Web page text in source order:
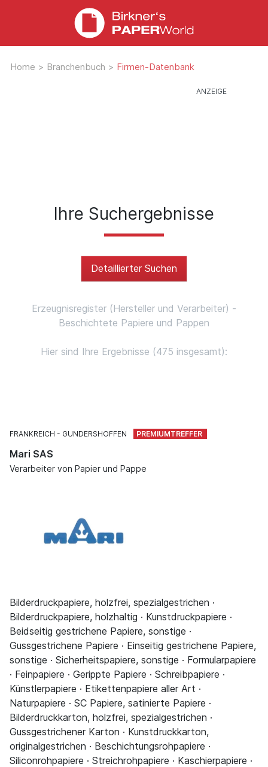
Home > Branchenbuch > Firmen-Datenbank
Ihre Suchergebnisse
Detaillierter Suchen
Erzeugnisregister (Hersteller und Verarbeiter) -
Beschichtete Papiere und Pappen
Hier sind Ihre Ergebnisse (475 insgesamt):
FRANKREICH GUNDERSHOFFEN
Mari SAS
Verarbeiter von Papier und Pappe
Bilderdruckpapiere, holzfrei, spezialgestrichen ·
Bilderdruckpapiere, holzhaltig · Kunstdruckpapiere ·
Beidseitig gestrichene Papiere, sonstige ·
Gussgestrichene Papiere · Einseitig gestrichene Papiere,
sonstige · Sicherheitspapiere, sonstige · Formularpapiere
· Feinpapiere · Gerippte Papiere · Schreibpapiere ·
Künstlerpapiere · Etikettenpapiere aller Art ·
Naturpapiere · SC Papiere, satinierte Papiere ·
Bilderdruckkarton, holzfrei, spezialgestrichen ·
Gussgestrichener Karton · Kunstdruckkarton,
originalgestrichen · Beschichtungsrohpapiere ·
Siliconrohpapiere · Streichrohpapiere · Kaschierpapiere ·